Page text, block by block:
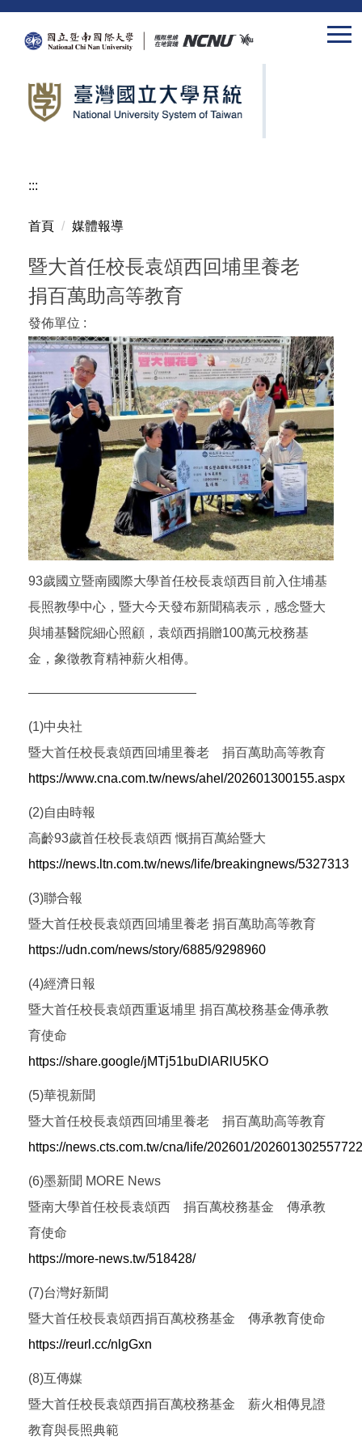
跳
:::
首頁 媒體報導
暨大首任校長袁頌西回埔里養老
捐百萬助高等教育
發佈單位 :
93歲國立暨南國際大學首任校長袁頌西目前入住埔基
長照教學中心，暨大今天發布新聞稿表示，感念暨大
與埔基醫院細心照顧，袁頌西捐贈100萬元校務基
金，象徵教育精神薪火相傳。
—————————————
(1)中央社
暨大首任校長袁頌西回埔里養老 捐百萬助高等教育
https://www.cna.com.tw/news/ahel/202601300155.aspx
(2)自由時報
高齡93歲首任校長袁頌西 慨捐百萬給暨大
https://news.ltn.com.tw/news/life/breakingnews/5327313
(3)聯合報
暨大首任校長袁頌西回埔里養老 捐百萬助高等教育
https://udn.com/news/story/6885/9298960
(4)經濟日報
暨大首任校長袁頌西重返埔里 捐百萬校務基金傳承教
育使命
https://share.google/jMTj51buDlARlU5KO
(5)華視新聞
暨大首任校長袁頌西回埔里養老 捐百萬助高等教育
https://news.cts.com.tw/cna/life/202601/
(6)墨新聞 MORE News
暨南大學首任校長袁頌西 捐百萬校務基金 傳承教
育使命
https://more-news.tw/518428/
(7)台灣好新聞
暨大首任校長袁頌西捐百萬校務基金 傳承教育使命
https://reurl.cc/nlgGxn
(8)互傳媒
暨大首任校長袁頌西捐百萬校務基金 薪火相傳見證
教育與長照典範